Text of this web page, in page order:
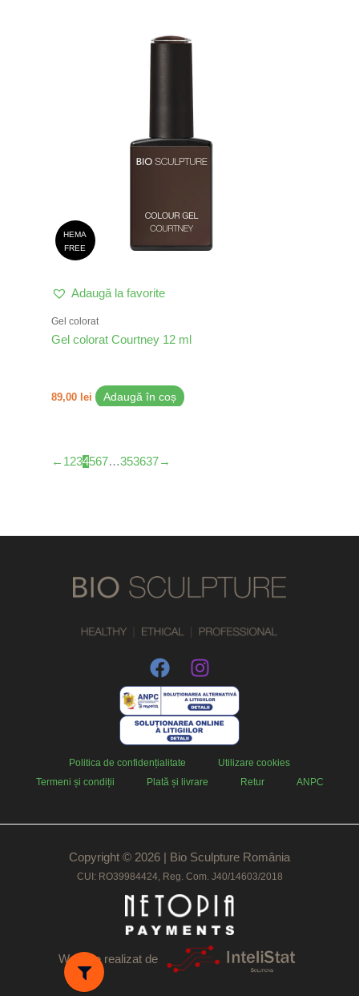
HEMA
FREE
Adaugă la favorite
Gel colorat
Gel colorat Courtney 12 ml
89,00 lei Adaugă în coș
← 1 234567…353637→
Politica de confidențialitate
Utilizare cookies
Termeni și condiții
Plată și livrare Retur ANPC
Copyright © 2026 | Bio Sculpture România
CUI: RO39984424, Reg. Com. J40/14603/2018
Website realizat de